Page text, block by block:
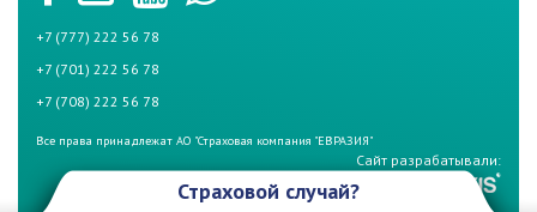
+7 (777) 222 56 78
+7 (701) 222 56 78
+7 (708) 222 56 78
Все права принадлежат АО "Страховая компания "ЕВРАЗИЯ"
Сайт разрабатывали:
Страховой случай?